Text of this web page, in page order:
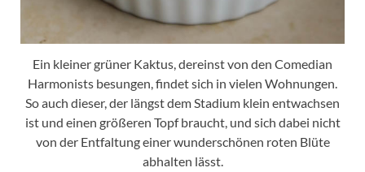
Ein kleiner grüner Kaktus, dereinst von den Comedian
Harmonists besungen, findet sich in vielen Wohnungen.
So auch dieser, der längst dem Stadium klein entwachsen
ist und einen größeren Topf braucht, und sich dabei nicht
von der Entfaltung einer wunderschönen roten Blüte
abhalten lässt.